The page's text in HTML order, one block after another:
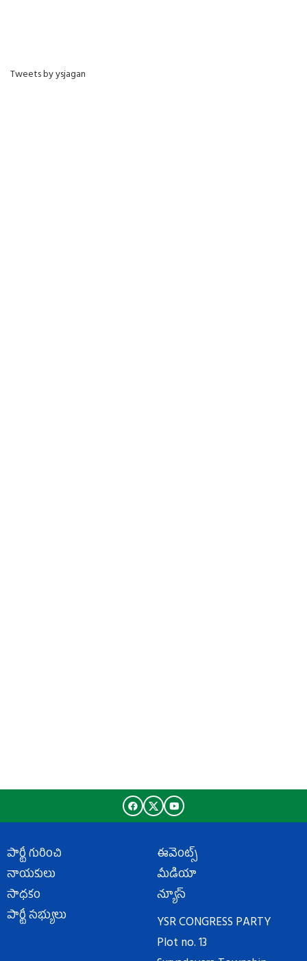
Tweets by ysjagan
పార్టీ గురించి
నాయకులు
సాధకం
పార్టీ సభ్యులు
ఈవెంట్స్
మీడియా
న్యూస్
YSR CONGRESS PARTY
Plot no. 13